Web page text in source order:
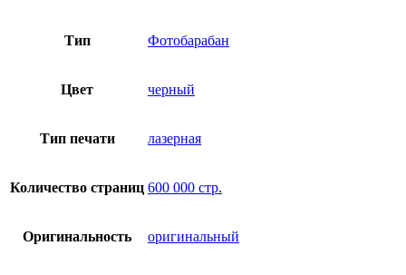
Тип Фотобарабан
Цвет черный
Тип печати лазерная
Количество страниц 600 000 стр.
Оригинальность оригинальный